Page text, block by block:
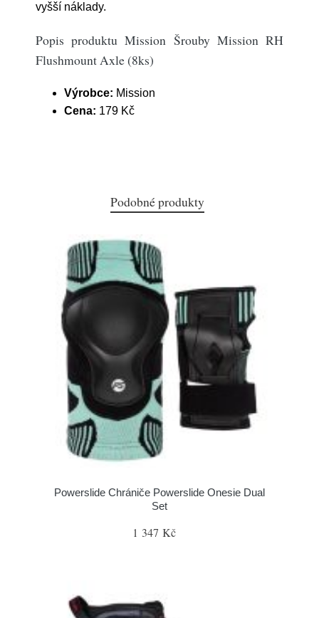
vyšší náklady.
Popis produktu Mission Šrouby Mission RH
Flushmount Axle (8ks)
Výrobce: Mission
Cena: 179 Kč
Podobné produkty
Powerslide Chrániče Powerslide Onesie Dual
Set
1 347 Kč